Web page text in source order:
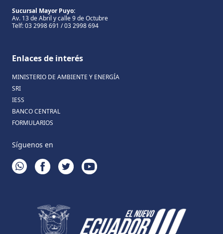
Sucursal Mayor Puyo:
Av. 13 de Abril y calle 9 de Octubre
Telf: 03 2998 691 / 03 2998 694
Enlaces de interés
MINISTERIO DE AMBIENTE Y ENERGÍA
SRI
IESS
BANCO CENTRAL
FORMULARIOS
Síguenos en
WHATSAPPFACEBOOKTWITTERYOUTUBE